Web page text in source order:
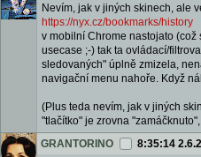
Nevím, jak v jiných skinech, ale
https://nyx.cz/bookmarks/history
v mobilní Chrome nastojato
usecase ;-) tak ta ovládací/
sledovaných" úplně zmizela,
navigační menu nahoře. Když
(Plus teda nevím, jak v jiných
"tlačítko" je zrovna
GRANTORINO
8:35:14